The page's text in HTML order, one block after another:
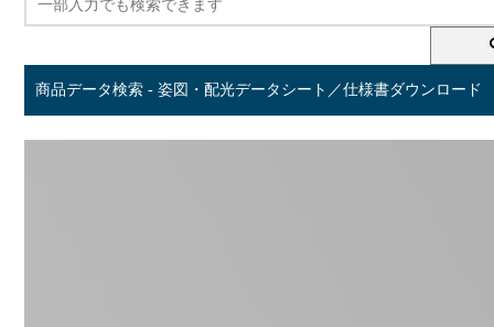
商品データ検索 - 姿図・配光データシート／仕様書ダウンロード